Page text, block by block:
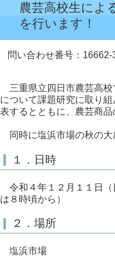
農芸高校生によ
を行います！
問い合わせ番号：
三重県立四日市農芸高校
について課題研究に取り
表するとともに、農芸商品
同時に塩浜市場の秋の大
１．日時
令和４年１２月１１日（
は８時頃から）
２．場所
塩浜市場